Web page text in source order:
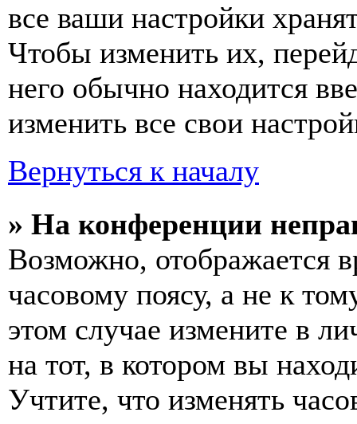
все ваши настройки
Чтобы изменить их,
него обычно находится
изменить все свои
Вернуться к началу
» На конференции
Возможно, отображается
часовому поясу, а не к
этом случае измените в
на тот, в котором вы
Учтите, что изменять